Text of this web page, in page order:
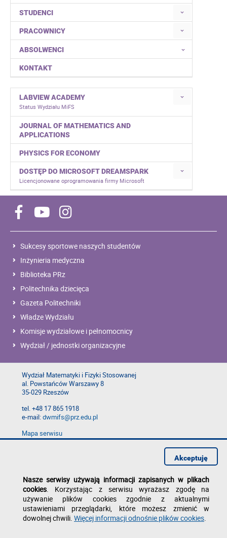
STUDENCI
PRACOWNICY
ABSOLWENCI
KONTAKT
LABVIEW ACADEMY
Status Wydziału MiFS
JOURNAL OF MATHEMATICS AND
APPLICATIONS
PHYSICS FOR ECONOMY
DOSTĘP DO MICROSOFT DREAMSPARK
Licencjonowane oprogramowania firmy Microsoft
Sukcesy sportowe naszych studentów
Inżynieria medyczna
Biblioteka PRz
Politechnika dziecięca
Gazeta Politechniki
Władze Wydziału
Komisje wydziałowe i pełnomocnicy
Wydział / jednostki organizacyjne
Wydział Matematyki i Fizyki Stosowanej
al. Powstańców Warszawy 8
35-029 Rzeszów
tel. +48 17 865 1918
e-mail:dwmifs@prz.edu.pl
Mapa serwisu
Deklaracja dostępności
Nasze serwisy używają informacji zapisanych w plikach
cookies. Korzystając z serwisu wyrażasz zgodę na
używanie plików cookies zgodnie z aktualnymi
ustawieniami przeglądarki, które możesz zmienić w
dowolnej chwili. Więcej informacji odnośnie plików cookies.
Akceptuję